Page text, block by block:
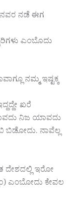
ನಡೆ ಈಗ
ಎಂಬೊದು
ನಮ್ಮ ಇಷ್ಟಕ್ಕ
ಖರೆ
ನಿಜ ಯಾವದು
ಬಿಡೋದು. ನಾವೆಲ್ಲ
ದೇಶದಲ್ಲಿ ಇರೋ
ಎಂಬೋದು ಕೇವಲ